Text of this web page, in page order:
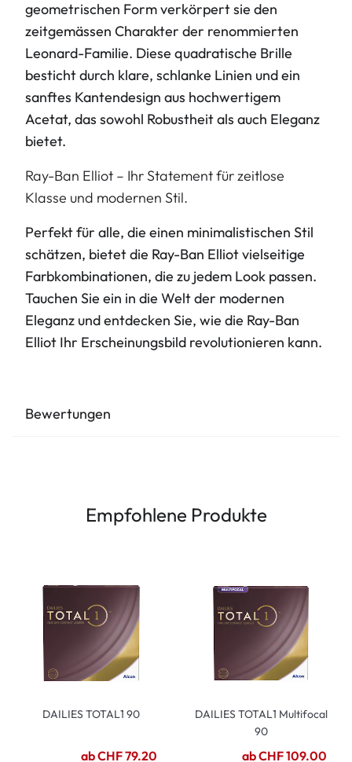
geometrischen Form verkörpert sie den
zeitgemässen Charakter der renommierten
Leonard-Familie. Diese quadratische Brille
besticht durch klare, schlanke Linien und ein
sanftes Kantendesign aus hochwertigem
Acetat, das sowohl Robustheit als auch Eleganz
bietet.
Ray-Ban Elliot – Ihr Statement für zeitlose
Klasse und modernen Stil.
Perfekt für alle, die einen minimalistischen Stil
schätzen, bietet die Ray-Ban Elliot vielseitige
Farbkombinationen, die zu jedem Look passen.
Tauchen Sie ein in die Welt der modernen
Eleganz und entdecken Sie, wie die Ray-Ban
Elliot Ihr Erscheinungsbild revolutionieren kann.
Bewertungen
Empfohlene Produkte
DAILIES TOTAL1 90
ab CHF 79.20
DAILIES TOTAL1 Multifocal
90
ab CHF 109.00